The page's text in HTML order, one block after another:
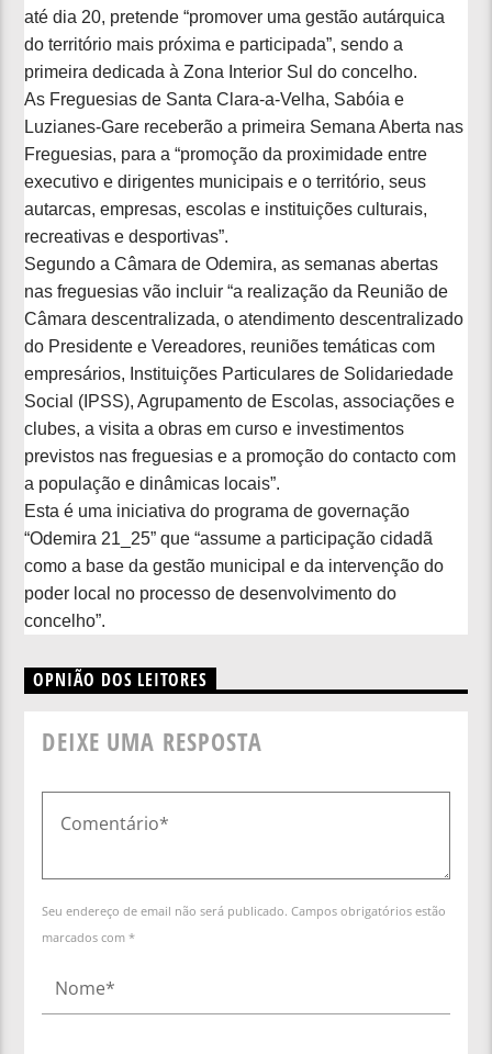
até dia 20, pretende “promover uma gestão autárquica
do território mais próxima e participada”, sendo a
primeira dedicada à Zona Interior Sul do concelho.
As Freguesias de Santa Clara-a-Velha, Sabóia e
Luzianes-Gare receberão a primeira Semana Aberta nas
Freguesias, para a “promoção da proximidade entre
executivo e dirigentes municipais e o território, seus
autarcas, empresas, escolas e instituições culturais,
recreativas e desportivas”.
Segundo a Câmara de Odemira, as semanas abertas
nas freguesias vão incluir “a realização da Reunião de
Câmara descentralizada, o atendimento descentralizado
do Presidente e Vereadores, reuniões temáticas com
empresários, Instituições Particulares de Solidariedade
Social (IPSS), Agrupamento de Escolas, associações e
clubes, a visita a obras em curso e investimentos
previstos nas freguesias e a promoção do contacto com
a população e dinâmicas locais”.
Esta é uma iniciativa do programa de governação
“Odemira 21_25” que “assume a participação cidadã
como a base da gestão municipal e da intervenção do
poder local no processo de desenvolvimento do
concelho”.
OPNIÃO DOS LEITORES
DEIXE UMA RESPOSTA
Seu endereço de email não será publicado. Campos obrigatórios estão
marcados com *